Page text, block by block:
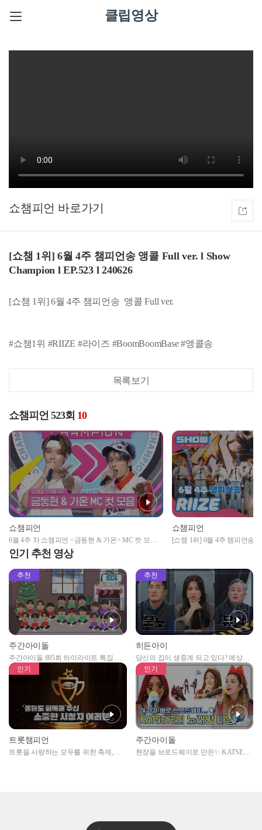
클립영상
쇼챔피언
[쇼챔 1위] 6월 4주 챔피언송 앵콜 Full ver. l Show
Champion l EP.523 l 240626
[쇼챔 1위] 6월 4주 챔피언송 앵콜 Full ver.
#쇼챔1위 #RIIZE #라이즈 #BoomBoomBase #앵콜송
목록보기
쇼챔피언 523회 10
쇼챔피언
6월 4주 차 쇼챔피언 <금동현 & 가온> MC 컷 모음
📁 | Show Champion | EP.523 | 240626
쇼챔피언
[쇼챔 1위] 6월 4주 챔피언송
인기 추천 영상
추천
주간아이돌
주간아이돌 695회 하이라이트 특집 남
자아이돌편 예고
추천
히든아이
당신의 집이 생중계 되고 있다? 예상치
못한 곳에서 일어나는 불법촬영 범죄!
인기
트롯챔피언
트롯을 사랑하는 모두를 위한 축제,
인기
주간아이돌
현장을 브로드웨이로 만든✨ KATSEYE